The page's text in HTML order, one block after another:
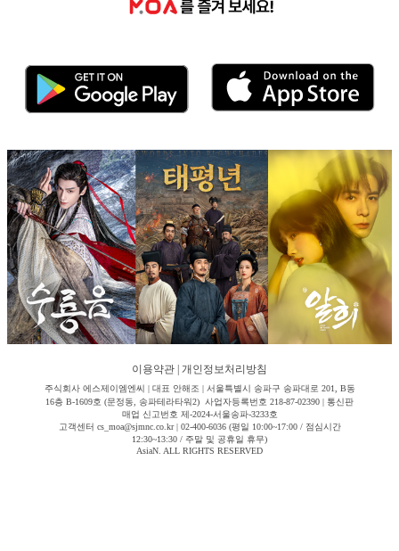
이용약관 개인정보처리방침
주식회사 에스제이엠엔씨 | 대표 안해조 | 서울특별시 송파구 송파대로 201, B동
16층 B-1609호 (문정동, 송파테라타워2) 사업자등록번호 218-87-02390 | 통신판
매업 신고번호 제-2024-서울송파-3233호
고객센터 cs_moa@sjmnc.co.kr | 02-400-6036 (평일 10:00~17:00 / 점심시간
12:30~13:30 / 주말 및 공휴일 휴무)
AsiaN. ALL RIGHTS RESERVED